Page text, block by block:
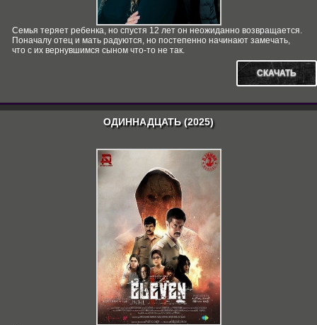
Семья теряет ребенка, но спустя 12 лет он неожиданно возвращается.
Поначалу отец и мать радуются, но постепенно начинают замечать,
что с их вернувшимся сыном что-то не так.
СКАЧАТЬ
ОДИННАДЦАТЬ (2025)